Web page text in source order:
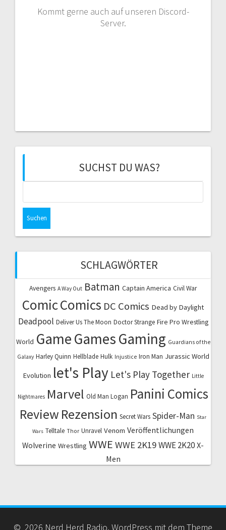
Kommt gerne auch auf unseren Discord-
Server.
SUCHST DU WAS?
SCHLAGWÖRTER
Avengers A Way Out Batman Captain America Civil War
ComicComics DC Comics Dead by Daylight
Deadpool Deliver Us The Moon Doctor Strange Fire Pro Wrestling
World GameGamesGaming Guardians of the
Galaxy Harley Quinn Hellblade Hulk Injustice Iron Man Jurassic World
Evolution let's Play Let's Play Together Little
Nightmares Marvel Old Man Logan Panini Comics
Review Rezension Secret Wars Spider-Man Star
Wars Telltale Thor Unravel Venom Veröffentlichungen
Wolverine Wrestling WWE WWE 2K19WWE 2K20 X-
Men
© 2026 Nerd Herd Radio. WordPress mit dem Theme